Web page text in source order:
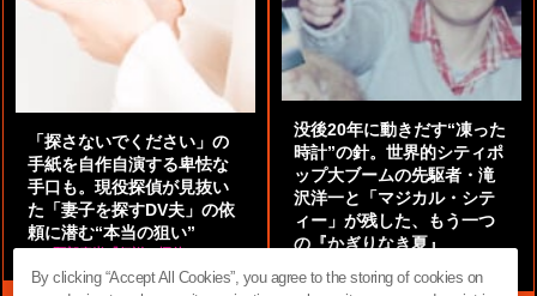
「探さないでください」の
手紙を自作自演する卑怯な
手口も。現役探偵が見抜い
た「妻子を探すDV夫」の依
頼に潜む“本当の狙い”
by 阿部泰尚『伝説の探偵』
没後20年に動きだす“凍った
時計”の針。世界的シティポ
ップ大ブームの先駆者・滝
沢洋一と「マジカル・シテ
ィー」が残した、もう一つ
の『かぎりなき夏』
By clicking “Accept All Cookies”, you agree to the storing of cookies on